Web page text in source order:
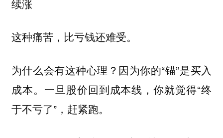
续涨
这种痛苦，比亏钱还难受。
为什么会有这种心理？因为你的“锚”是买入
成本。一旦股价回到成本线，你就觉得“终
于不亏了”，赶紧跑。